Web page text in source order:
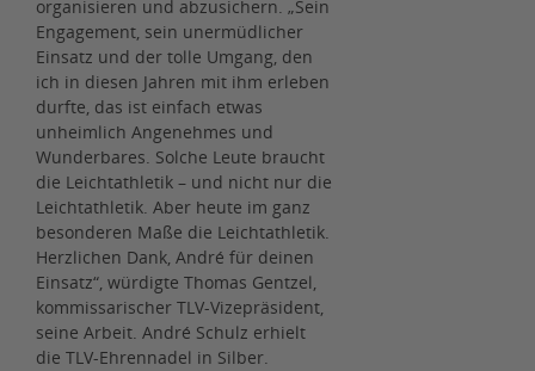
organisieren und abzusichern. „Sein
Engagement, sein unermüdlicher
Einsatz und der tolle Umgang, den
ich in diesen Jahren mit ihm erleben
durfte, das ist einfach etwas
unheimlich Angenehmes und
Wunderbares. Solche Leute braucht
die Leichtathletik – und nicht nur die
Leichtathletik. Aber heute im ganz
besonderen Maße die Leichtathletik.
Herzlichen Dank, André für deinen
Einsatz“, würdigte Thomas Gentzel,
kommissarischer TLV-Vizepräsident,
seine Arbeit. André Schulz erhielt
die TLV-Ehrennadel in Silber.